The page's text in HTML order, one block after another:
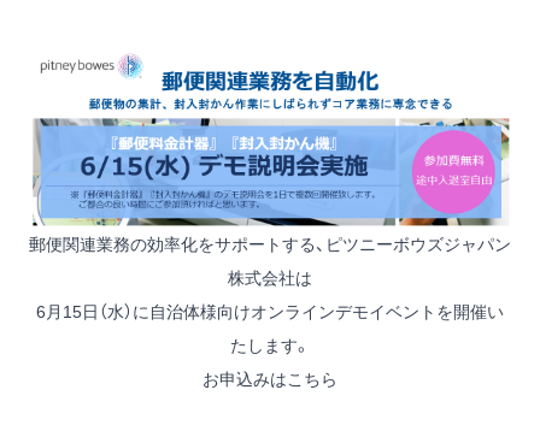
郵便関連業務の効率化をサポートする、ピツニーボウズジャパン
株式会社は
6月15日（水）に自治体様向けオンラインデモイベントを開催い
たします。
お申込みはこちら